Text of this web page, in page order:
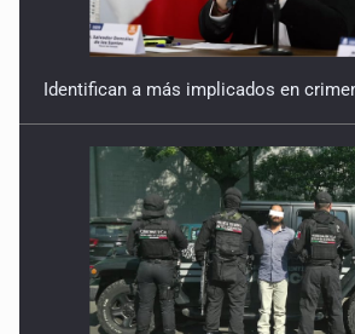
Identifican a más implicados en